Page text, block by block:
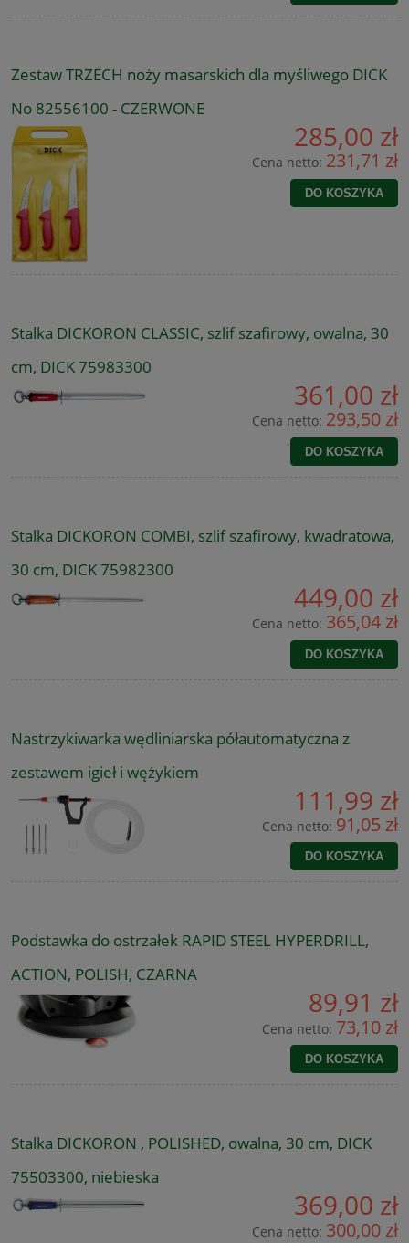
Zestaw TRZECH noży masarskich dla myśliwego DICK
No 82556100 - CZERWONE
285,00 zł
Cena netto: 231,71 zł
DO KOSZYKA
Stalka DICKORON CLASSIC, szlif szafirowy, owalna, 30
cm, DICK 75983300
361,00 zł
Cena netto: 293,50 zł
DO KOSZYKA
Stalka DICKORON COMBI, szlif szafirowy, kwadratowa,
30 cm, DICK 75982300
449,00 zł
Cena netto: 365,04 zł
DO KOSZYKA
Nastrzykiwarka wędliniarska półautomatyczna z
zestawem igieł i wężykiem
111,99 zł
Cena netto: 91,05 zł
DO KOSZYKA
Podstawka do ostrzałek RAPID STEEL HYPERDRILL,
ACTION, POLISH, CZARNA
89,91 zł
Cena netto: 73,10 zł
DO KOSZYKA
Stalka DICKORON , POLISHED, owalna, 30 cm, DICK
75503300, niebieska
369,00 zł
Cena netto: 300,00 zł